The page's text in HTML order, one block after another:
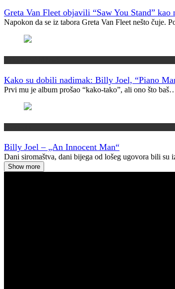
Greta Van Fleet objavili “Saw You Stand”
Napokon da se iz tabora Greta Van Fleet nešto čuje.
Kako su dobili nadimak: Billy Joel, “Piano
Prvi mu je album prošao “kako-tako”, ali ono što
Billy Joel – „An Innocent Man“
Dani siromaštva, dani bijega od lošeg ugovora bili su
Show more